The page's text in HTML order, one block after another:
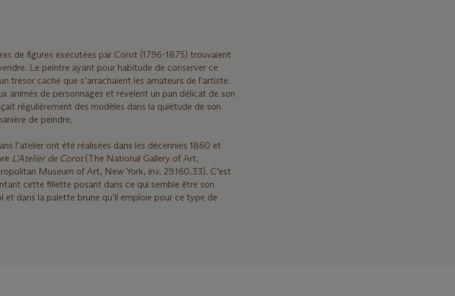
de figures executées par Corot (1796-1875) trouvaient
Le peintre ayant pour habitude de conserver ce
trésor caché que s’arrachaient les amateurs de l’artiste.
animés de personnages et révèlent un pan délicat de son
régulièrement des modèles dans la quiétude de son
de peindre.
l’atelier ont été réalisées dans les décennies 1860 et
L’Atelier de Corot(The National Gallery of Art,
Museum of Art, New York, inv. 29.160.33). C’est
cette fillette posant dans ce qui semble être son
et dans la palette brune qu’il emploie pour ce type de